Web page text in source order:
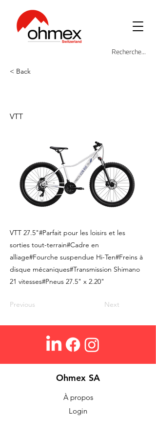
< Back
VTT
VTT 27.5"#Parfait pour les loisirs et les
sorties tout-terrain#Cadre en
alliage#Fourche suspendue Hi-Ten#Freins à
disque mécaniques#Transmission Shimano
21 vitesses#Pneus 27.5" x 2.20"
Previous Next
Ohmex SA
À propos
Login